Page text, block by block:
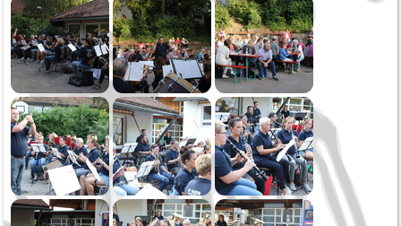
2021
Weihnachtsspielen
Oktoberfest
Generalversammlung
Öffentliche Musikprobe
Erste Probe
2020
Narrensprung